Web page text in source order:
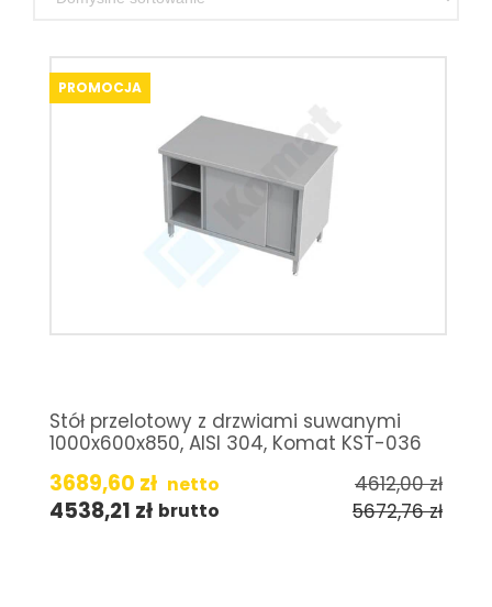
PROMOCJA
Stół przelotowy z drzwiami suwanymi
1000x600x850, AISI 304, Komat KST-036
3689,60 zł netto 4612,00zł
4538,21 zł brutto 5672,76zł